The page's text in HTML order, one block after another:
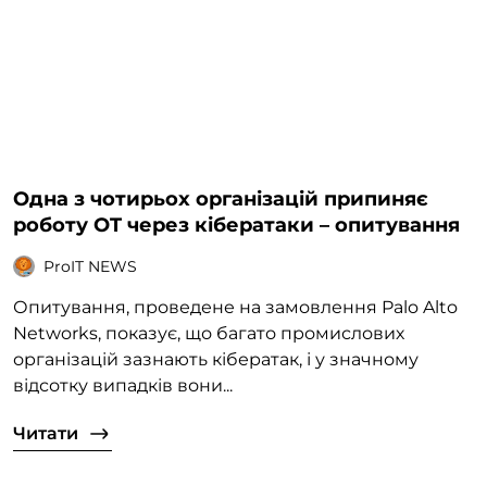
Одна з чотирьох організацій припиняє
роботу OT через кібератаки – опитування
ProIT NEWS
Опитування, проведене на замовлення Palo Alto
Networks, показує, що багато промислових
організацій зазнають кібератак, і у значному
відсотку випадків вони...
Читати